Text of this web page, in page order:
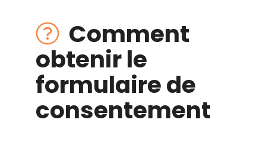
Comment
obtenir le
formulaire de
consentement